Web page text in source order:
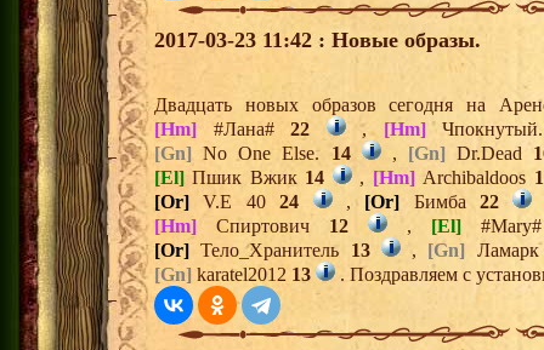
2017-03-23 11:42 : Новые образы.
Двадцать новых образов сегодня на
[Hm] #Лана# 22 , [Hm]
[Gn] No One Else. 14 , [Gn] Dr.Dead
[El] Пшик Вжик 14 , [Hm]Archibaldoos
[Or] V.E 4024 , [Or] Бимба 22
[Hm] Спиртович 12 , [El]
[Or] Тело_Хранитель 13 , [Gn]
[Gn] karatel2012 13 . Поздравляем с